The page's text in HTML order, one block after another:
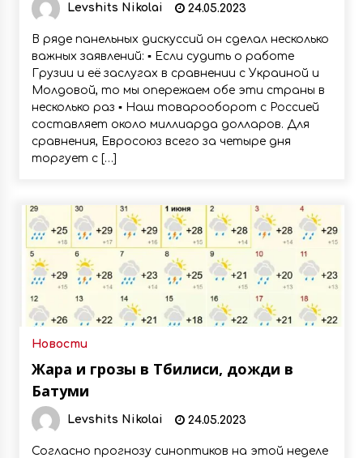
Levshits Nikolai 24.05.2023
В ряде панельных дискуссий он сделал несколько
важных заявлений: ▪️ Если судить о работе
Грузии и её заслугах в сравнении с Украиной и
Молдовой, то мы опережаем обе эти страны в
несколько раз ▪️ Наш товарооборот с Россией
составляет около миллиарда долларов. Для
сравнения, Евросоюз всего за четыре дня
торгует с […]
Новости
Жара и грозы в Тбилиси, дожди в
Батуми
Levshits Nikolai 24.05.2023
Согласно прогнозу синоптиков на этой неделе